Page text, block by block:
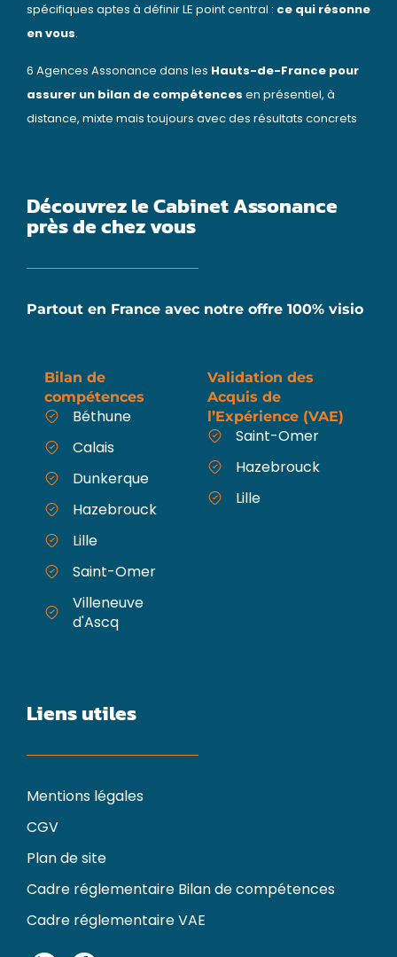
spécifiques aptes à définir LE point central : ce qui résonne
en vous.
6 Agences Assonance dans les Hauts-de-France pour
assurer un bilan de compétences en présentiel, à
distance, mixte mais toujours avec des résultats concrets
Découvrez le Cabinet Assonance
près de chez vous
Partout en France avec notre offre 100% visio
Bilan de
compétences
Béthune
Calais
Dunkerque
Hazebrouck
Lille
Saint-Omer
Villeneuve
d'Ascq
Validation des
Acquis de
l’Expérience (VAE)
Saint-Omer
Hazebrouck
Lille
Liens utiles
Mentions légales
CGV
Plan de site
Cadre réglementaire Bilan de compétences
Cadre réglementaire VAE